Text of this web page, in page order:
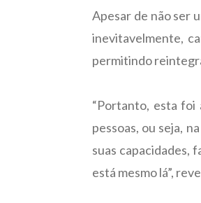
Apesar de não ser
inevitavelmente,
permitindo
“Portanto, esta foi
pessoas, ou seja,
suas capacidades,
está mesmo lá”,